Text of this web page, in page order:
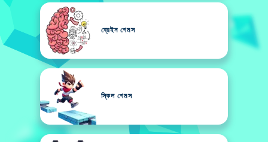
ব্রেইন গেমস
স্কিল গেমস